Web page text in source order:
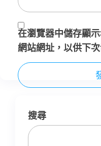
在瀏覽器中儲存顯
網站網址，以供下
搜尋